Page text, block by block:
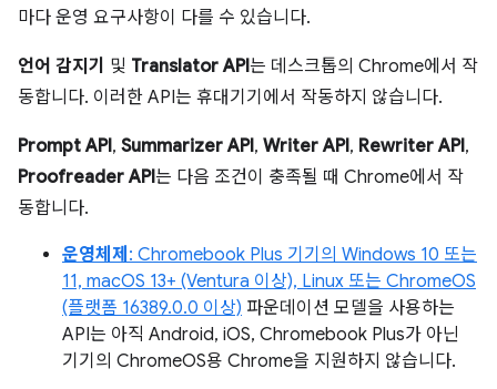
마다 운영 요구사항이 다를 수 있습니다.
언어 감지기 및 Translator API는 데스크톱의 Chrome에서 작
동합니다. 이러한 API는 휴대기기에서 작동하지 않습니다.
Prompt API, Summarizer API, Writer API, Rewriter API,
Proofreader API는 다음 조건이 충족될 때 Chrome에서 작
동합니다.
운영체제 : Chromebook Plus 기기의 Windows 10 또는
11, macOS 13+ (Ventura 이상), Linux 또는 ChromeOS
(플랫폼 16389.0.0 이상) 파운데이션 모델을 사용하는
API는 아직 Android, iOS, Chromebook Plus가 아닌
기기의 ChromeOS용 Chrome을 지원하지 않습니다.